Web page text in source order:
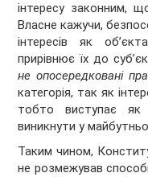
інтересу законним,
Власне кажучи,
інтересів як
прирівнює їх до
не опосередковані
категорія, так як
тобто виступає
виникнути у
Таким чином,
не розмежував